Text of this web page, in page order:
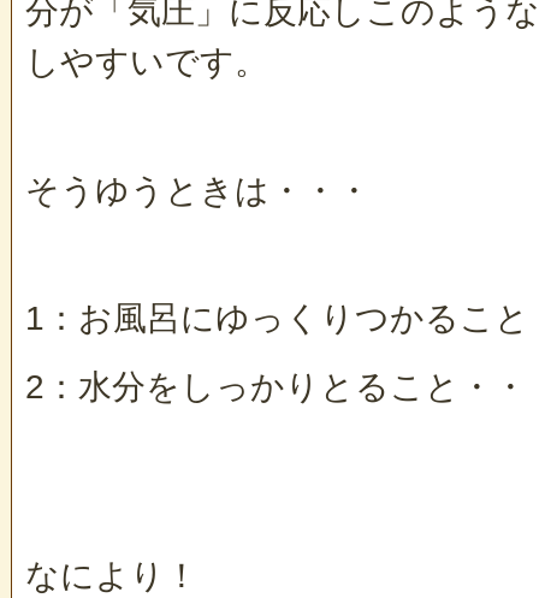
分が「気圧」に反応しこのよう
しやすいです。
そうゆうときは・・・
1：お風呂にゆっくりつかること
2：水分をしっかりとること・・
なにより！